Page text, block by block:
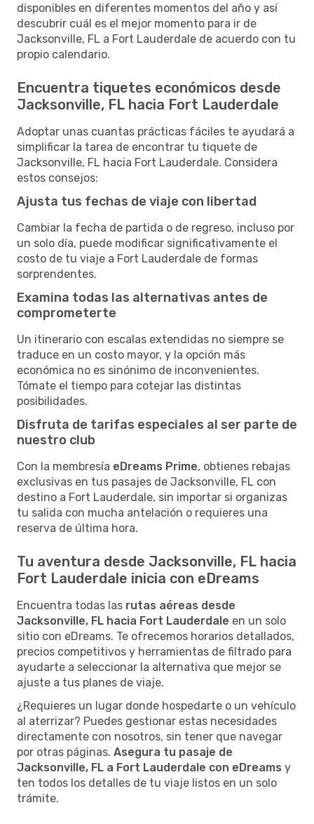
disponibles en diferentes momentos del año y así
descubrir cuál es el mejor momento para ir de
Jacksonville, FL a Fort Lauderdale de acuerdo con tu
propio calendario.
Encuentra tiquetes económicos desde
Jacksonville, FL hacia Fort Lauderdale
Adoptar unas cuantas prácticas fáciles te ayudará a
simplificar la tarea de encontrar tu tiquete de
Jacksonville, FL hacia Fort Lauderdale. Considera
estos consejos:
Ajusta tus fechas de viaje con libertad
Cambiar la fecha de partida o de regreso, incluso por
un solo día, puede modificar significativamente el
costo de tu viaje a Fort Lauderdale de formas
sorprendentes.
Examina todas las alternativas antes de
comprometerte
Un itinerario con escalas extendidas no siempre se
traduce en un costo mayor, y la opción más
económica no es sinónimo de inconvenientes.
Tómate el tiempo para cotejar las distintas
posibilidades.
Disfruta de tarifas especiales al ser parte de
nuestro club
Con la membresía eDreams Prime, obtienes rebajas
exclusivas en tus pasajes de Jacksonville, FL con
destino a Fort Lauderdale, sin importar si organizas
tu salida con mucha antelación o requieres una
reserva de última hora.
Tu aventura desde Jacksonville, FL hacia
Fort Lauderdale inicia con eDreams
Encuentra todas las rutas aéreas desde
Jacksonville, FL hacia Fort Lauderdale en un solo
sitio con eDreams. Te ofrecemos horarios detallados,
precios competitivos y herramientas de filtrado para
ayudarte a seleccionar la alternativa que mejor se
ajuste a tus planes de viaje.
¿Requieres un lugar donde hospedarte o un vehículo
al aterrizar? Puedes gestionar estas necesidades
directamente con nosotros, sin tener que navegar
por otras páginas. Asegura tu pasaje de
Jacksonville, FL a Fort Lauderdale con eDreams y
ten todos los detalles de tu viaje listos en un solo
trámite.